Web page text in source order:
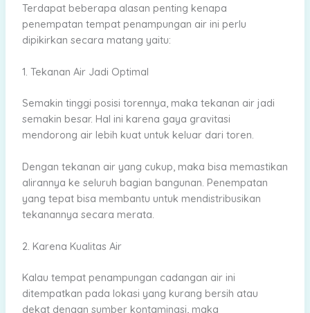
Terdapat beberapa alasan penting kenapa
penempatan tempat penampungan air ini perlu
dipikirkan secara matang yaitu:
1. Tekanan Air Jadi Optimal
Semakin tinggi posisi torennya, maka tekanan air jadi
semakin besar. Hal ini karena gaya gravitasi
mendorong air lebih kuat untuk keluar dari toren.
Dengan tekanan air yang cukup, maka bisa memastikan
alirannya ke seluruh bagian bangunan. Penempatan
yang tepat bisa membantu untuk mendistribusikan
tekanannya secara merata.
2. Karena Kualitas Air
Kalau tempat penampungan cadangan air ini
ditempatkan pada lokasi yang kurang bersih atau
dekat dengan sumber kontaminasi, maka